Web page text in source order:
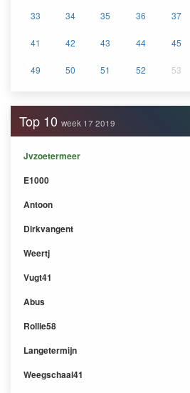
33 34 35 36 37
41 42 43 44 45
49 50 51 52 53
Top 10 week 17 2019
Jvzoetermeer
E1000
Antoon
Dirkvangent
Weertj
Vugt41
Abus
Rollie58
Langetermijn
Weegschaal41